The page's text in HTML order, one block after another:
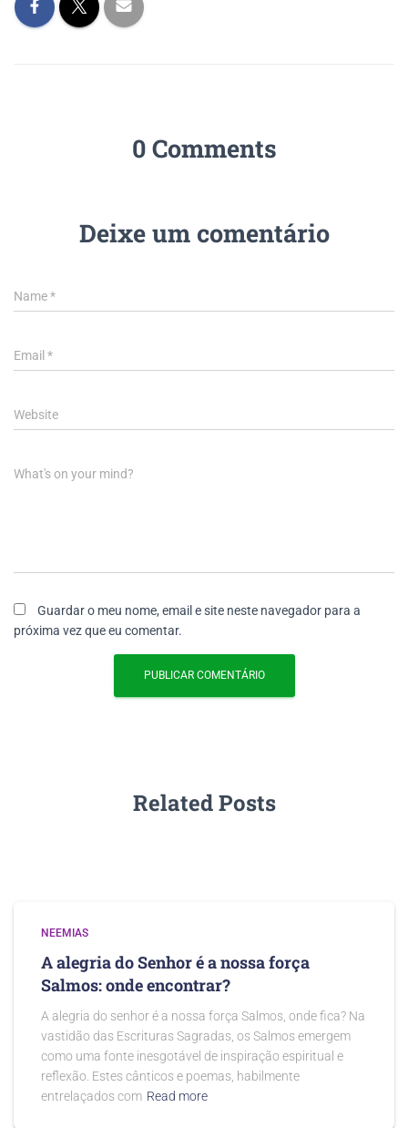
0 Comments
Deixe um comentário
Name*
Email *
Website
What's on your mind?
Guardar o meu nome, email e site neste navegador para a
próxima vez que eu comentar.
Related Posts
NEEMIAS
A alegria do Senhor é a nossa força
Salmos: onde encontrar?
A alegria do senhor é a nossa força Salmos, onde fica? Na
vastidão das Escrituras Sagradas, os Salmos emergem
como uma fonte inesgotável de inspiração espiritual e
reflexão. Estes cânticos e poemas, habilmente
entrelaçados com Read more